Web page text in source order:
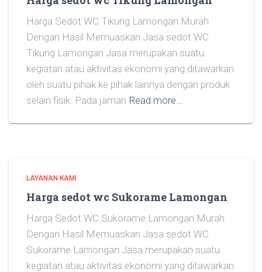
Harga Sedot WC Tikung Lamongan Murah
Dengan Hasil Memuaskan Jasa sedot WC
Tikung Lamongan Jasa merupakan suatu
kegiatan atau aktivitas ekonomi yang ditawarkan
oleh suatu pihak ke pihak lainnya dengan produk
selain fisik. Pada jaman Read more…
LAYANAN KAMI
Harga sedot wc Sukorame Lamongan
Harga Sedot WC Sukorame Lamongan Murah
Dengan Hasil Memuaskan Jasa sedot WC
Sukorame Lamongan Jasa merupakan suatu
kegiatan atau aktivitas ekonomi yang ditawarkan